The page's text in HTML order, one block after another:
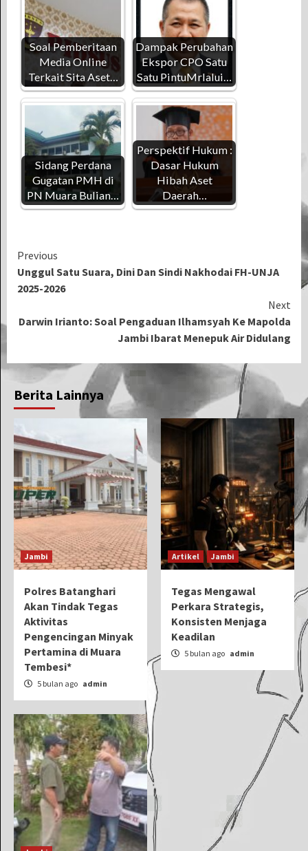
Soal Pemberitaan
Media Online
Terkait Sita Aset…
Dampak Perubahan
Ekspor CPO Satu
Satu PintuMrlalui…
Sidang Perdana
Gugatan PMH di
PN Muara Bulian…
Perspektif Hukum :
Dasar Hukum
Hibah Aset
Daerah…
Continue
Reading
Previous
Unggul Satu Suara, Dini Dan Sindi Nakhodai FH-UNJA
2025-2026
Next
Darwin Irianto: Soal Pengaduan Ilhamsyah Ke Mapolda
Jambi Ibarat Menepuk Air Didulang
Berita Lainnya
Jambi
Polres Batanghari
Akan Tindak Tegas
Aktivitas
Pengencingan Minyak
Pertamina di Muara
Tembesi*
5 bulan ago admin
Artikel Jambi
Tegas Mengawal
Perkara Strategis,
Konsisten Menjaga
Keadilan
5 bulan ago admin